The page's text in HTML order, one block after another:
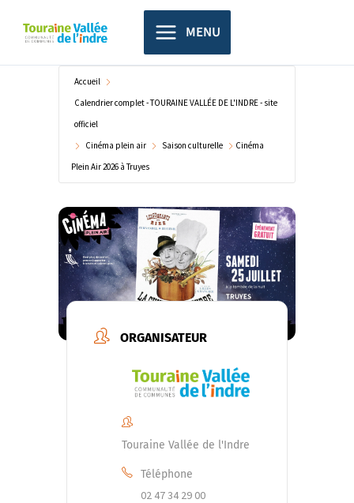
principal
MENU
Accueil
Calendrier complet - TOURAINE VALLÉE DE L'INDRE - site
officiel
Cinéma plein air
Saison culturelle
Cinéma
Plein Air 2026 à Truyes
ORGANISATEUR
Touraine Vallée de l'Indre
Téléphone
02 47 34 29 00